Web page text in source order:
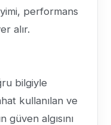
performans
alır.
bilgiyle
kullanılan ve
güven algısını